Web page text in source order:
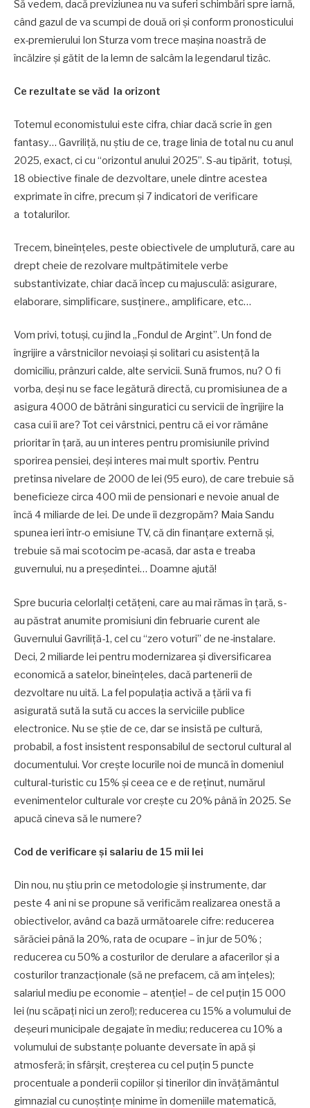
Să vedem, dacă previziunea nu va suferi schimbări spre iarnă,
când gazul de va scumpi de două ori și conform pronosticului
ex-premierului Ion Sturza vom trece mașina noastră de
încălzire și gătit de la lemn de salcâm la legendarul tizâc.
Ce rezultate se văd la orizont
Totemul economistului este cifra, chiar dacă scrie în gen
fantasy… Gavriliță, nu știu de ce, trage linia de total nu cu anul
2025, exact, ci cu “orizontul anului 2025”. S-au tipărit, totuși,
18 obiective finale de dezvoltare, unele dintre acestea
exprimate în cifre, precum și 7 indicatori de verificare
a totalurilor.
Trecem, bineînțeles, peste obiectivele de umplutură, care au
drept cheie de rezolvare multpătimitele verbe
substantivizate, chiar dacă încep cu majusculă: asigurare,
elaborare, simplificare, susținere., amplificare, etc…
Vom privi, totuși, cu jind la „Fondul de Argint”. Un fond de
îngrijire a vârstnicilor nevoiași și solitari cu asistență la
domiciliu, prânzuri calde, alte servicii. Sună frumos, nu? O fi
vorba, deși nu se face legătură directă, cu promisiunea de a
asigura 4000 de bătrâni singuratici cu servicii de îngrijire la
casa cui îi are? Tot cei vârstnici, pentru că ei vor rămâne
prioritar în țară, au un interes pentru promisiunile privind
sporirea pensiei, deși interes mai mult sportiv. Pentru
pretinsa nivelare de 2000 de lei (95 euro), de care trebuie să
beneficieze circa 400 mii de pensionari e nevoie anual de
încă 4 miliarde de lei. De unde îi dezgropăm? Maia Sandu
spunea ieri într-o emisiune TV, că din finanțare externă și,
trebuie să mai scotocim pe-acasă, dar asta e treaba
guvernului, nu a președintei… Doamne ajută!
Spre bucuria celorlalți cetățeni, care au mai rămas în țară, s-
au păstrat anumite promisiuni din februarie curent ale
Guvernului Gavriliță-1, cel cu “zero voturi” de ne-instalare.
Deci, 2 miliarde lei pentru modernizarea și diversificarea
economică a satelor, bineînțeles, dacă partenerii de
dezvoltare nu uită. La fel populația activă a țării va fi
asigurată sută la sută cu acces la serviciile publice
electronice. Nu se știe de ce, dar se insistă pe cultură,
probabil, a fost insistent responsabilul de sectorul cultural al
documentului. Vor crește locurile noi de muncă în domeniul
cultural-turistic cu 15% și ceea ce e de reținut, numărul
evenimentelor culturale vor crește cu 20% până în 2025. Se
apucă cineva să le numere?
Cod de verificare și salariu de 15 mii lei
Din nou, nu știu prin ce metodologie și instrumente, dar
peste 4 ani ni se propune să verificăm realizarea onestă a
obiectivelor, având ca bază următoarele cifre: reducerea
sărăciei până la 20%, rata de ocupare – în jur de 50% ;
reducerea cu 50% a costurilor de derulare a afacerilor și a
costurilor tranzacționale (să ne prefacem, că am înțeles);
salariul mediu pe economie – atenție! – de cel puțin 15 000
lei (nu scăpați nici un zero!); reducerea cu 15% a volumului de
deșeuri municipale degajate în mediu; reducerea cu 10% a
volumului de substanțe poluante deversate în apă și
atmosferă; în sfârșit, creșterea cu cel puțin 5 puncte
procentuale a ponderii copiilor și tinerilor din învățământul
gimnazial cu cunoștințe minime în domeniile matematică,